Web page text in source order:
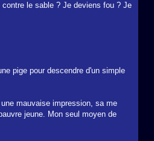
le sable ? Je deviens fou ? Je
pige pour descendre d'un simple
mauvaise impression, sa me
jeune. Mon seul moyen de